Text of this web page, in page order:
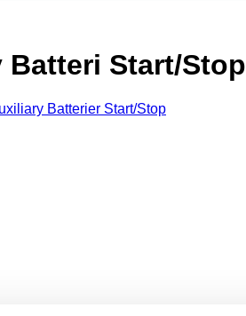
Batteri Start/Stop
Batterier Start/Stop